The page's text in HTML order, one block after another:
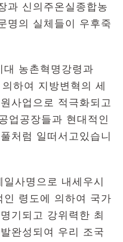
과 신의주온실종합농
명의 실체들이 우후죽
농촌혁명강령과
하여 지방변혁의 세
사업으로 적극화되고
업공장들과 현대적인
처럼 일떠서고있습니
사명으로 내세우시
령도에 의하여 국가
기되고 강위력한 최
완성되여 우리 조국